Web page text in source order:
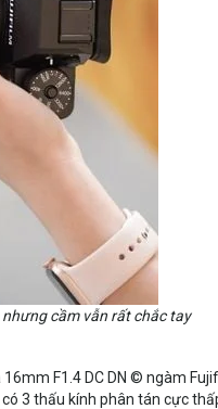
cầm vẫn rất chắc tay
F1.4 DC DN © ngàm
3 thấu kính phân tán cực